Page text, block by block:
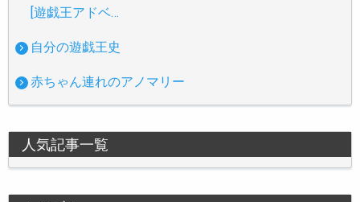
[遊戯王アドベ…
自分の遊戯王史
赤ちゃん連れのアノマリー
人気記事一覧